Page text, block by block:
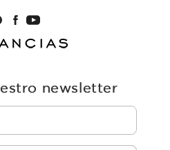
newsletter